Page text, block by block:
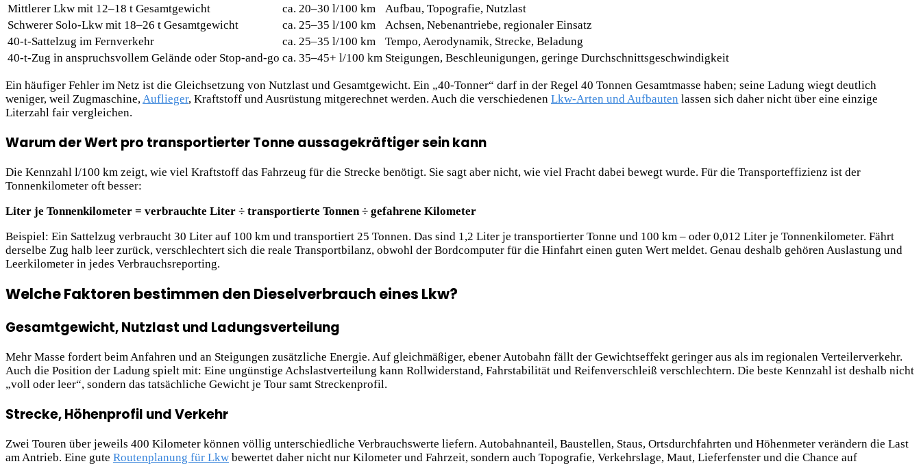
Mittlerer Lkw mit 12–18 t Gesamtgewicht
ca. 20–30 l/100 km
Aufbau, Topografie, Nutzlast
Schwerer Solo-Lkw mit 18–26 t Gesamtgewicht
ca. 25–35 l/100 km
Achsen, Nebenantriebe, regionaler Einsatz
40-t-Sattelzug im Fernverkehr
ca. 25–35 l/100 km
Tempo, Aerodynamik, Strecke, Beladung
40-t-Zug in anspruchsvollem Gelände oder Stop-and-go ca. 35–45+ l/100 km Steigungen, Beschleunigungen, geringe Durchschnittsgeschwindigkeit
Ein häufiger Fehler im Netz ist die Gleichsetzung von Nutzlast und Gesamtgewicht. Ein „40-Tonner“ darf in der Regel 40 Tonnen Gesamtmasse haben; seine Ladung wiegt deutlich
weniger, weil Zugmaschine,Auflieger, Kraftstoff und Ausrüstung mitgerechnet werden. Auch die verschiedenen Lkw-Arten und Aufbauten lassen sich daher nicht über eine einzige
Literzahl fair vergleichen.
Warum der Wert pro transportierter Tonne aussagekräftiger sein kann
Die Kennzahl l/100 km zeigt, wie viel Kraftstoff das Fahrzeug für die Strecke benötigt. Sie sagt aber nicht, wie viel Fracht dabei bewegt wurde. Für die Transporteffizienz ist der
Tonnenkilometer oft besser:
Liter je Tonnenkilometer = verbrauchte Liter ÷ transportierte Tonnen ÷ gefahrene Kilometer
Beispiel: Ein Sattelzug verbraucht 30 Liter auf 100 km und transportiert 25 Tonnen. Das sind 1,2 Liter je transportierter Tonne und 100 km – oder 0,012 Liter je Tonnenkilometer. Fährt
derselbe Zug halb leer zurück, verschlechtert sich die reale Transportbilanz, obwohl der Bordcomputer für die Hinfahrt einen guten Wert meldet. Genau deshalb gehören Auslastung und
Leerkilometer in jedes Verbrauchsreporting.
Welche Faktoren bestimmen den Dieselverbrauch eines Lkw?
Gesamtgewicht, Nutzlast und Ladungsverteilung
Mehr Masse fordert beim Anfahren und an Steigungen zusätzliche Energie. Auf gleichmäßiger, ebener Autobahn fällt der Gewichtseffekt geringer aus als im regionalen Verteilerverkehr.
Auch die Position der Ladung spielt mit: Eine ungünstige Achslastverteilung kann Rollwiderstand, Fahrstabilität und Reifenverschleiß verschlechtern. Die beste Kennzahl ist deshalb nicht
„voll oder leer“, sondern das tatsächliche Gewicht je Tour samt Streckenprofil.
Strecke, Höhenprofil und Verkehr
Zwei Touren über jeweils 400 Kilometer können völlig unterschiedliche Verbrauchswerte liefern. Autobahnanteil, Baustellen, Staus, Ortsdurchfahrten und Höhenmeter verändern die Last
am Antrieb. Eine gute Routenplanung für Lkw bewertet daher nicht nur Kilometer und Fahrzeit, sondern auch Topografie, Verkehrslage, Maut, Lieferfenster und die Chance auf